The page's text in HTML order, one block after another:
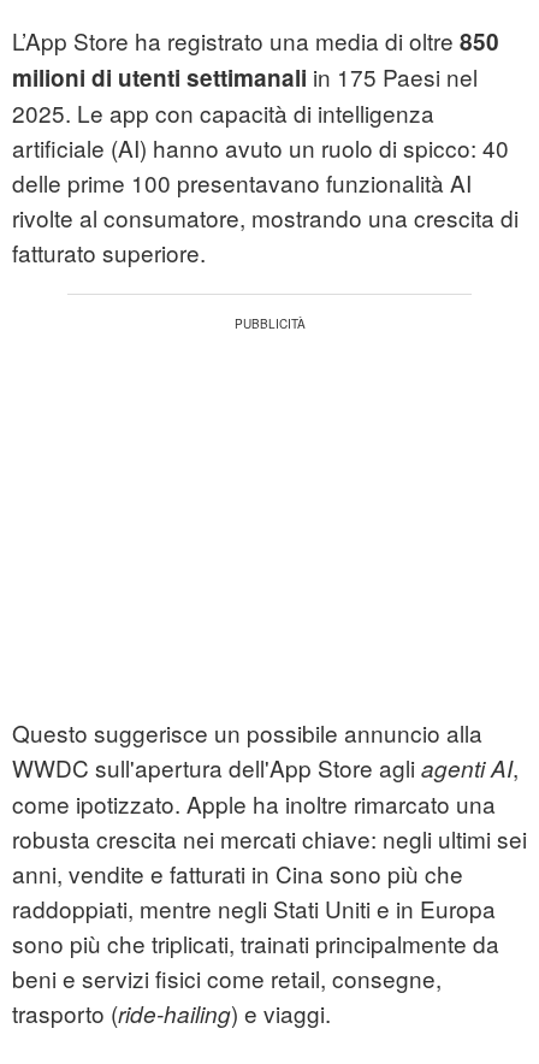
L’App Store ha registrato una media di oltre 850
milioni di utenti settimanali in 175 Paesi nel
2025. Le app con capacità di intelligenza
artificiale (AI) hanno avuto un ruolo di spicco: 40
delle prime 100 presentavano funzionalità AI
rivolte al consumatore, mostrando una crescita di
fatturato superiore.
Questo suggerisce un possibile annuncio alla
WWDC sull'apertura dell'App Store agli agenti AI,
come ipotizzato. Apple ha inoltre rimarcato una
robusta crescita nei mercati chiave: negli ultimi sei
anni, vendite e fatturati in Cina sono più che
raddoppiati, mentre negli Stati Uniti e in Europa
sono più che triplicati, trainati principalmente da
beni e servizi fisici come retail, consegne,
trasporto (ride-hailing) e viaggi.